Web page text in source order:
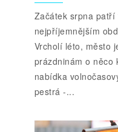
Začátek srpna patří
nejpříjemnějším
Vrcholí léto, město
prázdninám o něco
nabídka
pestrá -...